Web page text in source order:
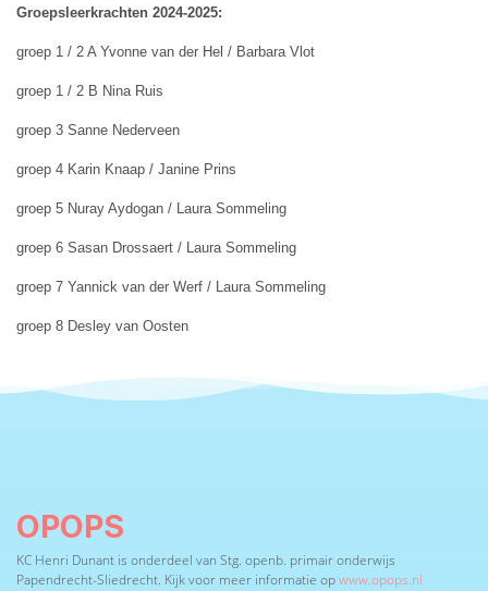
Groepsleerkrachten 2024-2025:
groep 1 / 2 A Yvonne van der Hel / Barbara Vlot
groep 1 / 2 B Nina Ruis
groep 3 Sanne Nederveen
groep 4 Karin Knaap / Janine Prins
groep 5 Nuray Aydogan / Laura Sommeling
groep 6 Sasan Drossaert / Laura Sommeling
groep 7 Yannick van der Werf / Laura Sommeling
groep 8 Desley van Oosten
OPOPS
KC Henri Dunant is onderdeel van Stg. openb. primair onderwijs
Papendrecht-Sliedrecht. Kijk voor meer informatie opwww.opops.nl